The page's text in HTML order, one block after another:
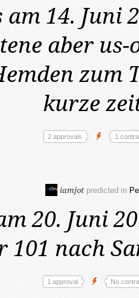
am 14. Juni
aber
zum
kurze
2 approvals 1
iamjot predicted in
20. Juni
101 nach
1 approval No